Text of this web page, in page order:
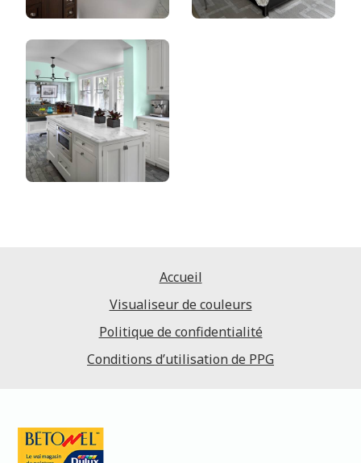
Accueil
Visualiseur de couleurs
Politique de confidentialité
Conditions d’utilisation de PPG